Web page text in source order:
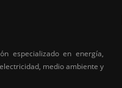
especializado en energía,
medio ambiente y